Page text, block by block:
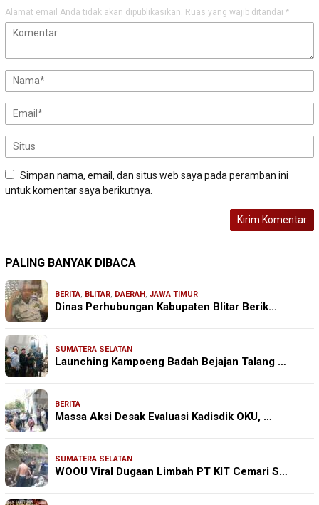
Alamat email Anda tidak akan dipublikasikan. Ruas yang wajib ditandai *
Simpan nama, email, dan situs web saya pada peramban ini
untuk komentar saya berikutnya.
PALING BANYAK DIBACA
BERITA, BLITAR, DAERAH, JAWA TIMUR
Dinas Perhubungan Kabupaten Blitar Berik…
SUMATERA SELATAN
Launching Kampoeng Badah Bejajan Talang …
BERITA
Massa Aksi Desak Evaluasi Kadisdik OKU, …
SUMATERA SELATAN
WOOU Viral Dugaan Limbah PT KIT Cemari S…